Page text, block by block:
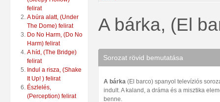
felirat
A búra alatt, (Under
The Dome) felirat
Do No Harm, (Do No
Harm) felirat
A híd, (The Bridge)
felirat
Indul a risza, (Shake
It Up! ) felirat
Észlelés,
(Perception) felirat
A bárka, (El
Sorozat rövid bemutatása
A bárka (El barco) spanyol televíziós
indult. A kaland, a dráma és a misztika
benne.